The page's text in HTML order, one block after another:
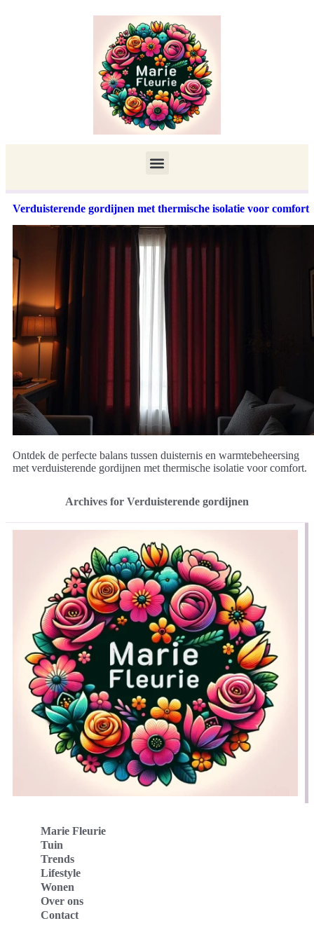
Verduisterende gordijnen met thermische isolatie voor comfort
Ontdek de perfecte balans tussen duisternis en warmtebeheersing
met verduisterende gordijnen met thermische isolatie voor comfort.
Archives for Verduisterende gordijnen
Marie Fleurie
Tuin
Trends
Lifestyle
Wonen
Over ons
Contact